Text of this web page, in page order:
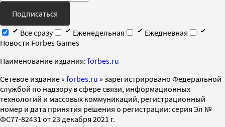
Подписаться
Все сразу
Еженедельная
Ежедневная
Новости Forbes Games
Наименование издания: forbes.ru
Cетевое издание « forbes.ru » зарегистрировано Федеральной
службой по надзору в сфере связи, информационных
технологий и массовых коммуникаций, регистрационный
номер и дата принятия решения о регистрации: серия Эл №
ФС77-82431 от 23 декабря 2021 г.